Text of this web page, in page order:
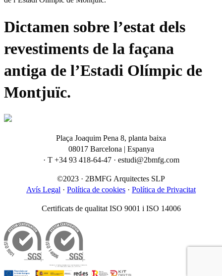
Dictamen sobre l’estat dels
revestiments de la façana
antiga de l’Estadi Olímpic de
Montjuïc.
Plaça Joaquim Pena 8, planta baixa
08017 Barcelona | Espanya
· T +34 93 418-64-47 · estudi@2bmfg.com
©2023 · 2BMFG Arquitectes SLP
Avís Legal · Política de cookies · Política de Privacitat
Certificats de qualitat ISO 9001 i ISO 14006